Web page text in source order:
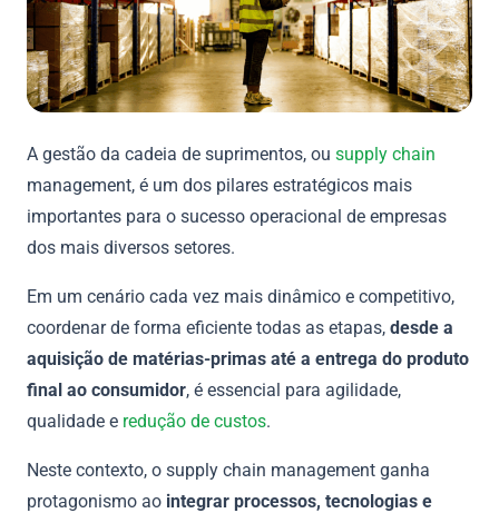
A gestão da cadeia de suprimentos, ou supply chain
management, é um dos pilares estratégicos mais
importantes para o sucesso operacional de empresas
dos mais diversos setores.
Em um cenário cada vez mais dinâmico e competitivo,
coordenar de forma eficiente todas as etapas, desde a
aquisição de matérias-primas até a entrega do produto
final ao consumidor, é essencial para agilidade,
qualidade e redução de custos.
Neste contexto, o supply chain management ganha
protagonismo ao integrar processos, tecnologias e